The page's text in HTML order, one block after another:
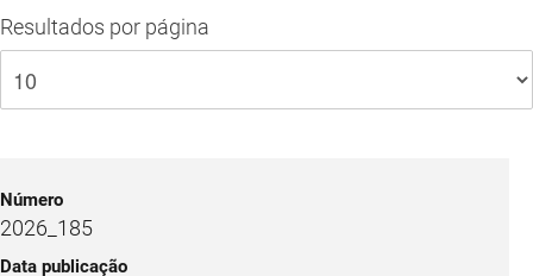
Resultados por página
2026_185